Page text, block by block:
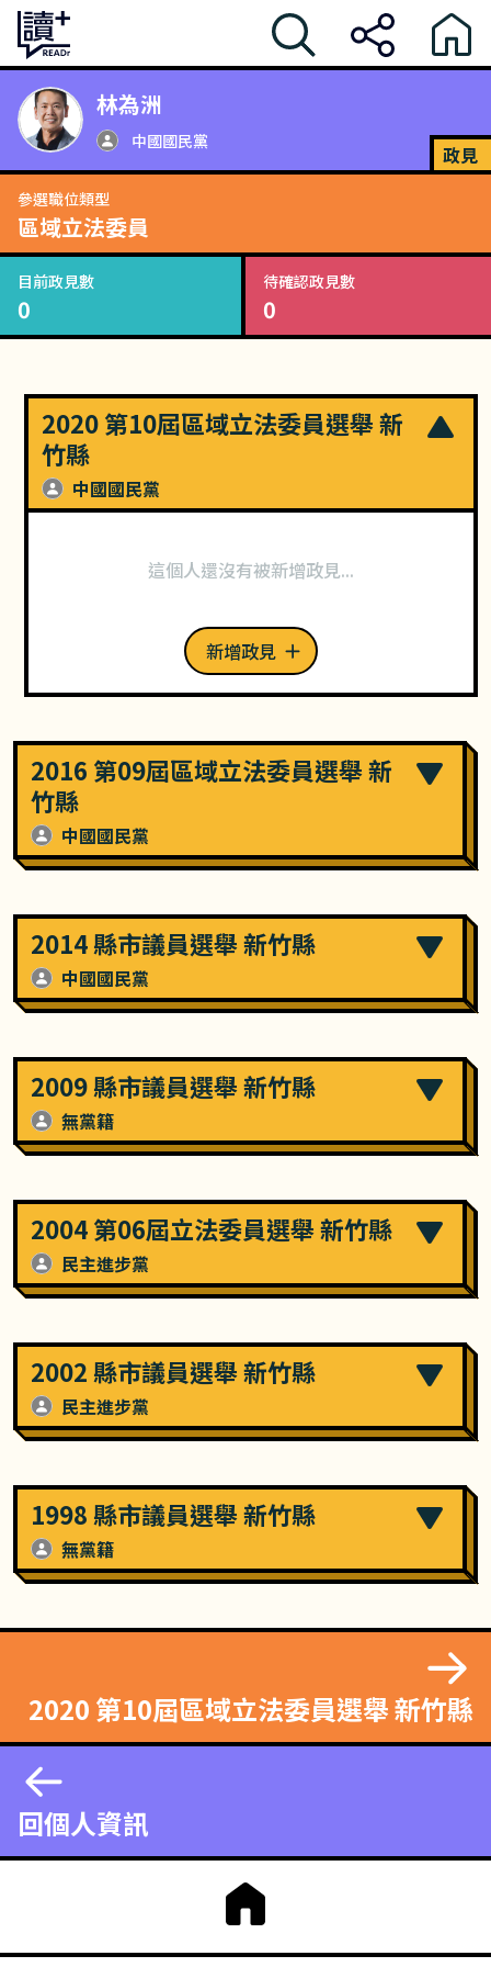
林為洲
中國國民黨
政見
參選職位類型
區域立法委員
目前政見數
0
待確認政見數
0
2020 第10屆區域立法委員選舉 新
竹縣
中國國民黨
這個人還沒有被新增政見...
新增政見
2016 第09屆區域立法委員選舉 新
竹縣
中國國民黨
2014 縣市議員選舉 新竹縣
中國國民黨
2009 縣市議員選舉 新竹縣
無黨籍
2004 第06屆立法委員選舉 新竹縣
民主進步黨
2002 縣市議員選舉 新竹縣
民主進步黨
1998 縣市議員選舉 新竹縣
無黨籍
回個人資訊
2020 第10屆區域立法委員選舉 新竹縣